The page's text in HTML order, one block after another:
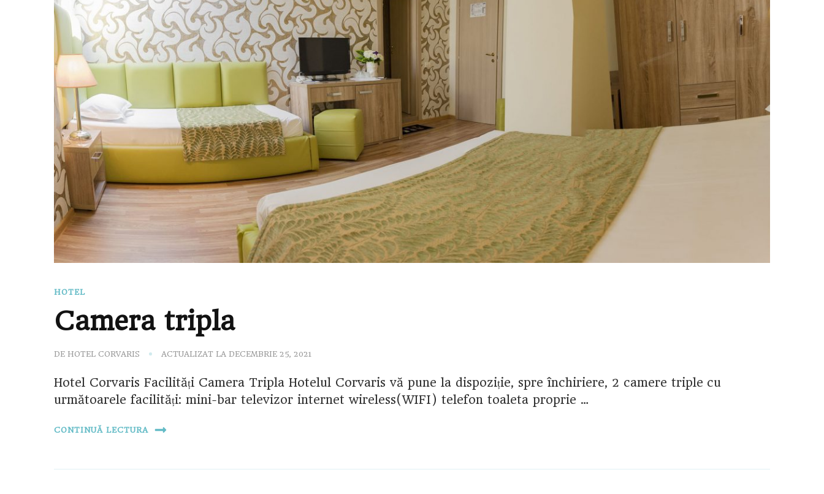
HOTEL
Camera tripla
DE HOTEL CORVARIS ACTUALIZAT LA DECEMBRIE 25, 2021
Hotel Corvaris Facilități Camera Tripla Hotelul Corvaris vă pune la dispoziție, spre închiriere, 2 camere triple cu
următoarele facilități: mini-bar televizor internet wireless(WIFI) telefon toaleta proprie …
CONTINUĂ LECTURA